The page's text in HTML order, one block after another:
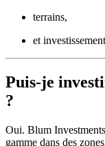
terrains,
et
Puis-je
?
Oui. Blum
gamme dans des